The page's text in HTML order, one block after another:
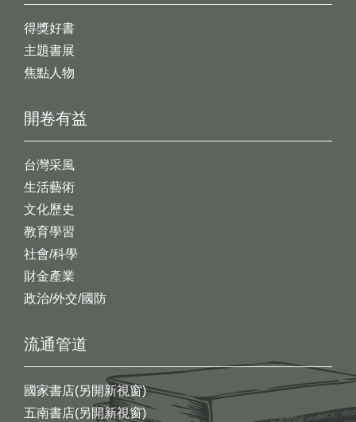
開卷有益
台灣采風
生活藝術
文化歷史
教育學習
社會/科學
財金產業
政治/外交/國防
得獎好書
主題書展
焦點人物
流通管道
國家書店(另開新視窗)
五南書店(另開新視窗)